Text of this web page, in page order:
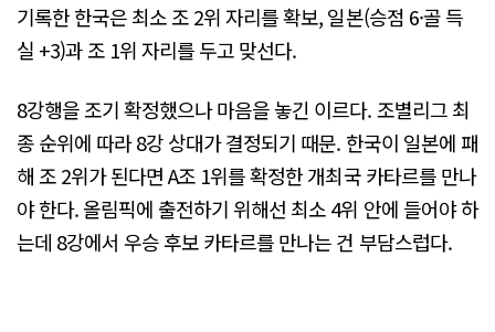
기록한 한국은 최소 조 2위 자리를 확보, 일본(승점 6·골 득
실 +3)과 조 1위 자리를 두고 맞선다.
8강행을 조기 확정했으나 마음을 놓긴 이르다. 조별리그 최
종 순위에 따라 8강 상대가 결정되기 때문. 한국이 일본에 패
해 조 2위가 된다면 A조 1위를 확정한 개최국 카타르를 만나
야 한다. 올림픽에 출전하기 위해선 최소 4위 안에 들어야 하
는데 8강에서 우승 후보 카타르를 만나는 건 부담스럽다.